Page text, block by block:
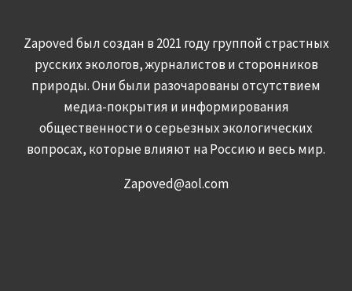
Zapoved был создан в 2021 году группой страстных
русских экологов, журналистов и сторонников
природы. Они были разочарованы отсутствием
медиа-покрытия и информирования
общественности о серьезных экологических
вопросах, которые влияют на Россию и весь мир.
Zapoved@aol.com